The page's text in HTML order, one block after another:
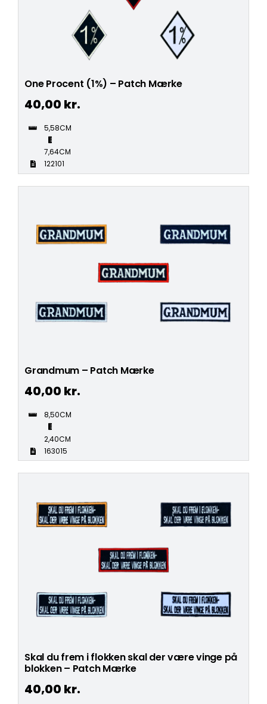
One Procent (1%) – Patch Mærke
40,00 kr.
5,58CM
7,64CM
122101
Grandmum – Patch Mærke
40,00 kr.
8,50CM
2,40CM
163015
Skal du frem i flokken skal der være vinge på
blokken – Patch Mærke
40,00 kr.